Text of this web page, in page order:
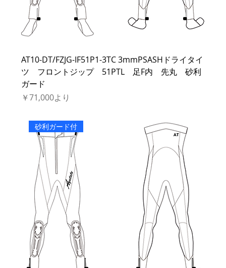
AT10-DT/FZJG-IF51P1-3TC 3mmPSASHドライタイ
ツ フロントジップ 51PTL 足F内 先丸 砂利
ガード
￥71,000より
セール価格
砂利ガード付